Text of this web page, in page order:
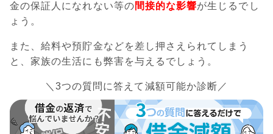
金の保証人になれない等の間接的な影響が生じるでし
ょう。
また、給料や預貯金などを差し押さえられてしまう
と、家族の生活にも弊害を与えるでしょう。
＼3つの質問に答えて減額可能か診断／